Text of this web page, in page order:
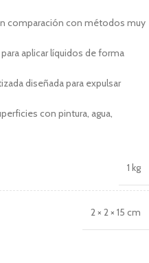
comparación con métodos muy
aplicar líquidos de forma
diseñada para expulsar
con pintura, agua,
1 kg
2 × 2 × 15 cm